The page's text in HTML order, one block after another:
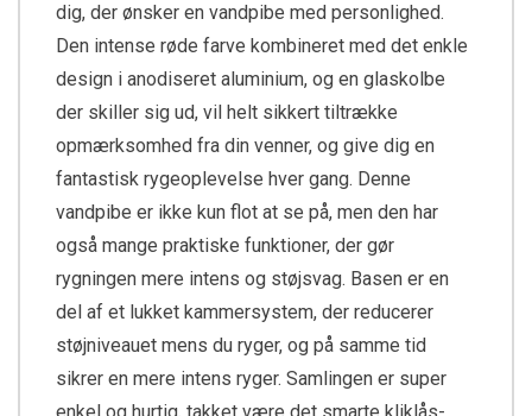
dig, der ønsker en vandpibe med personlighed.
Den intense røde farve kombineret med det enkle
design i anodiseret aluminium, og en glaskolbe
der skiller sig ud, vil helt sikkert tiltrække
opmærksomhed fra din venner, og give dig en
fantastisk rygeoplevelse hver gang. Denne
vandpibe er ikke kun flot at se på, men den har
også mange praktiske funktioner, der gør
rygningen mere intens og støjsvag. Basen er en
del af et lukket kammersystem, der reducerer
støjniveauet mens du ryger, og på samme tid
sikrer en mere intens ryger. Samlingen er super